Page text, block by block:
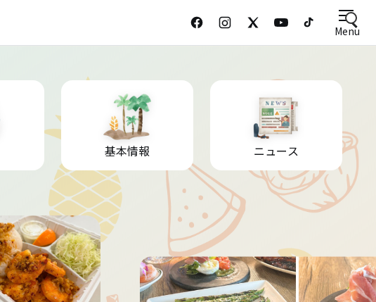
Menu
基本情報 ニュース